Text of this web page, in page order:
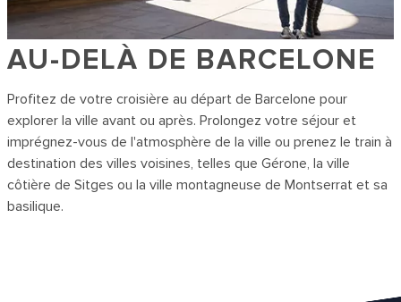
AU-DELÀ DE BARCELONE
Profitez de votre croisière au départ de Barcelone pour
explorer la ville avant ou après. Prolongez votre séjour et
imprégnez-vous de l'atmosphère de la ville ou prenez le train à
destination des villes voisines, telles que Gérone, la ville
côtière de Sitges ou la ville montagneuse de Montserrat et sa
basilique.